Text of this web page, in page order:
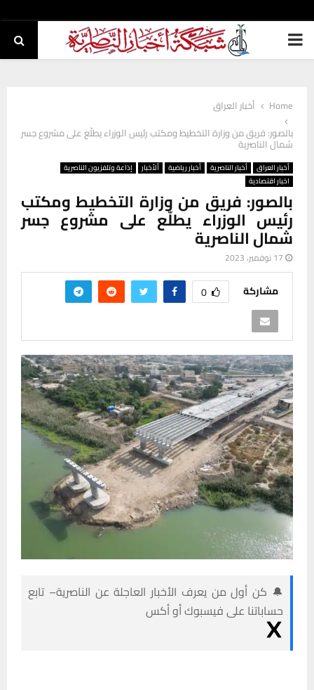
PRIMARY
Home
أخبار العراق
بالصور: فريق من وزارة التخطيط ومكتب رئيس الوزراء يطلّع على مشروع جسر
شمال الناصرية
أخبار العراق أخبار الناصرية أخبار رياضية ألأخبار
إذاعة وتلفزيون الناصرية
اخبار اقتصادية
بالصور: فريق من وزارة التخطيط ومكتب
رئيس الوزراء يطلّع على مشروع جسر
شمال الناصرية
17 نوفمبر، 2023
مشاركة 0
🔔 كن أول من يعرف الأخبار العاجلة عن الناصرية– تابع
حساباتنا على فيسبوك أو أكس